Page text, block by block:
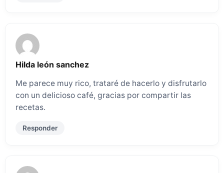
Hilda león sanchez
Me parece muy rico, trataré de hacerlo y disfrutarlo
con un delicioso café, gracias por compartir las
recetas.
Responder